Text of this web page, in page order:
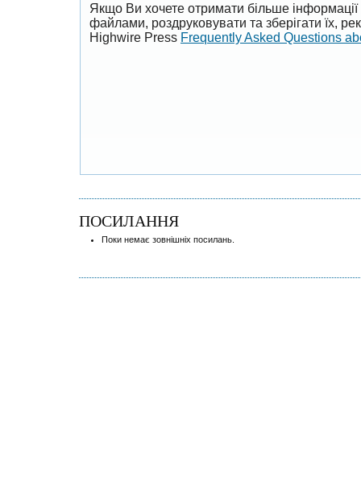
Якщо Ви хочете отримати більше
файлами, роздруковувати та зберігати їх,
Highwire Press Frequently Asked Questions
ПОСИЛАННЯ
Поки немає зовнішніх посилань.